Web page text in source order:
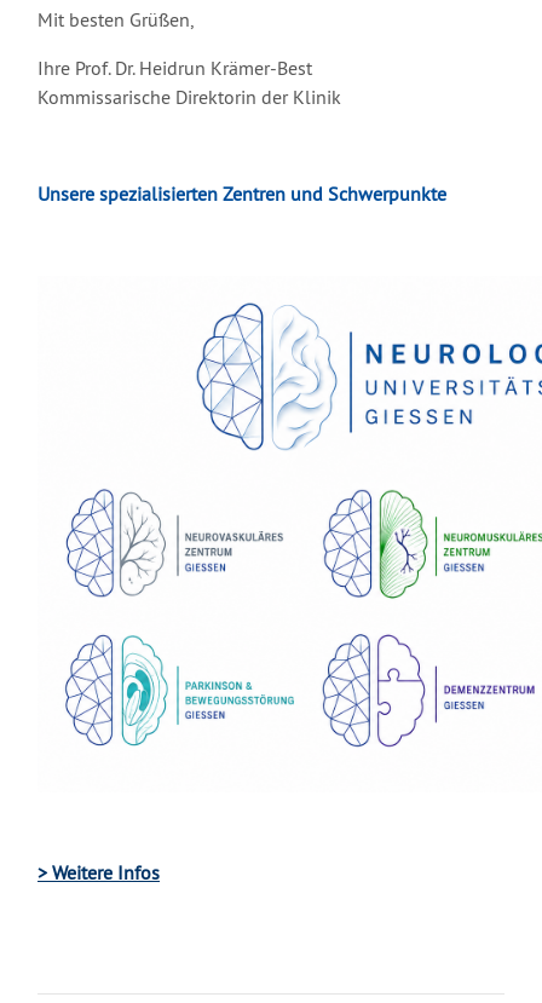
Mit besten Grüßen,
Ihre Prof. Dr. Heidrun Krämer-Best
Kommissarische Direktorin der Klinik
Unsere spezialisierten Zentren und Schwerpunkte
> Weitere Infos